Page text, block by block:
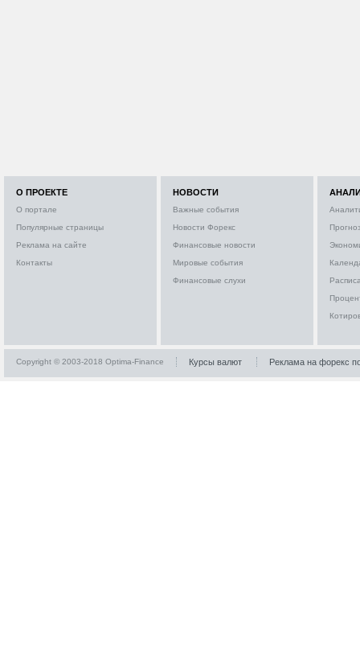
О ПРОЕКТЕ
О портале
Популярные страницы
Реклама на сайте
Контакты
НОВОСТИ
Важные события
Новости Форекс
Финансовые новости
Мировые события
Финансовые слухи
Copyright © 2003-2018 Optima-Finance Курсы валют Реклама на форекс